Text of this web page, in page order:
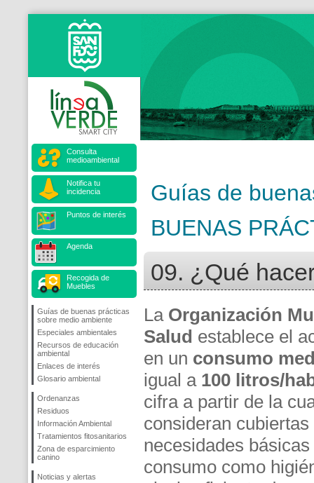
Consulta
medioambiental
Notifica tu
incidencia
Puntos de interés
Agenda
Recogida de
Muebles
Guías de buenas prácticas
sobre medio ambiente
Especiales ambientales
Recursos de educación
ambiental
Enlaces de interés
Glosario ambiental
Ordenanzas
Residuos
Información Ambiental
Tratamientos fitosanitarios
Zona de esparcimiento
canino
Noticias y alertas
Guías de
BUENAS
09. ¿Qué
La Organización
Salud establece el
en un consumo
igual a 100 litros/
cifra a partir de la
consideran
necesidades
consumo como